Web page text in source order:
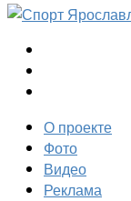
О проекте
Фото
Видео
Реклама